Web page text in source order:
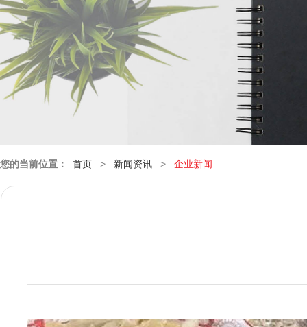
您的当前位置： 首页 > 新闻资讯 > 企业新闻